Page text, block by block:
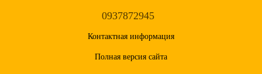
0937872945
Контактная информация
Полная версия сайта